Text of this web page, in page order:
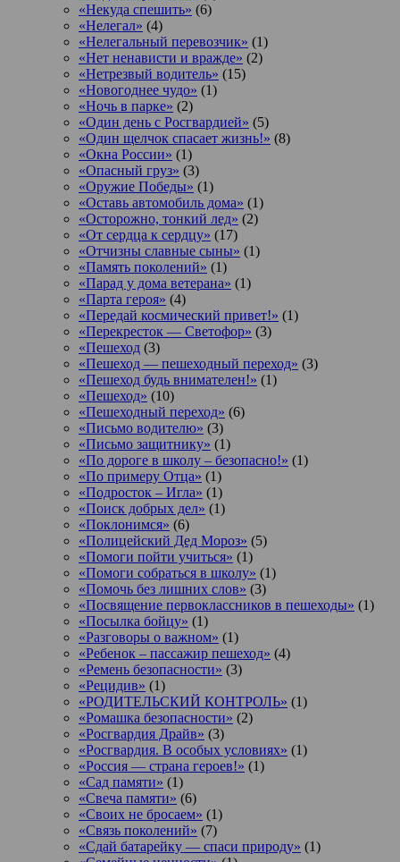
«Некуда спешить» (6)
«Нелегал» (4)
«Нелегальный перевозчик» (1)
«Нет ненависти и вражде» (2)
«Нетрезвый водитель» (15)
«Новогоднее чудо» (1)
«Ночь в парке» (2)
«Один день с Росгвардией» (5)
«Один щелчок спасает жизнь!» (8)
«Окна России» (1)
«Опасный груз» (3)
«Оружие Победы» (1)
«Оставь автомобиль дома» (1)
«Осторожно, тонкий лед» (2)
«От сердца к сердцу» (17)
«Отчизны славные сыны» (1)
«Память поколений» (1)
«Парад у дома ветерана» (1)
«Парта героя» (4)
«Передай космический привет!» (1)
«Перекресток — Светофор» (3)
«Пешеход (3)
«Пешеход — пешеходный переход» (3)
«Пешеход будь внимателен!» (1)
«Пешеход» (10)
«Пешеходный переход» (6)
«Письмо водителю» (3)
«Письмо защитнику» (1)
«По дороге в школу – безопасно!» (1)
«По примеру Отца» (1)
«Подросток ‒ Игла» (1)
«Поиск добрых дел» (1)
«Поклонимся» (6)
«Полицейский Дед Мороз» (5)
«Помоги пойти учиться» (1)
«Помоги собраться в школу» (1)
«Помочь без лишних слов» (3)
«Посвящение первоклассников в пешеходы» (1)
«Посылка бойцу» (1)
«Разговоры о важном» (1)
«Ребенок – пассажир пешеход» (4)
«Ремень безопасности» (3)
«Рецидив» (1)
«РОДИТЕЛЬСКИЙ КОНТРОЛЬ» (1)
«Ромашка безопасности» (2)
«Росгвардия Драйв» (3)
«Росгвардия. В особых условиях» (1)
«Россия — страна героев!» (1)
«Сад памяти» (1)
«Свеча памяти» (6)
«Своих не бросаем» (1)
«Связь поколений» (7)
«Сдай батарейку — спаси природу» (1)